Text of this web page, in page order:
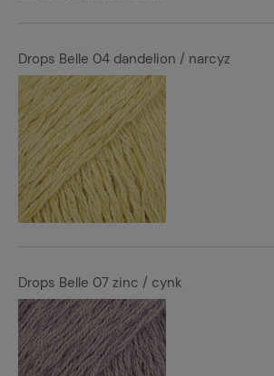
Drops Belle 04 dandelion / narcyz
Drops Belle 07 zinc / cynk